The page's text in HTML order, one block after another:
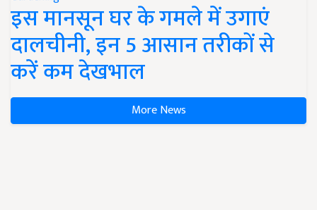
इस मानसून घर के गमले में उगाएं
दालचीनी, इन 5 आसान तरीकों से
करें कम देखभाल
More News